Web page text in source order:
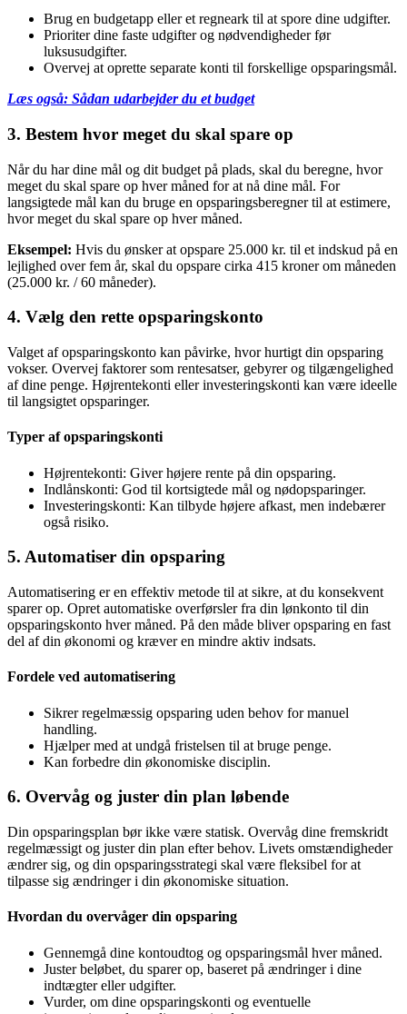
Brug en budgetapp eller et regneark til at spore dine udgifter.
Prioriter dine faste udgifter og nødvendigheder før
luksusudgifter.
Overvej at oprette separate konti til forskellige opsparingsmål.
Læs også: Sådan udarbejder du et budget
3. Bestem hvor meget du skal spare op
Når du har dine mål og dit budget på plads, skal du beregne, hvor
meget du skal spare op hver måned for at nå dine mål. For
langsigtede mål kan du bruge en opsparingsberegner til at estimere,
hvor meget du skal spare op hver måned.
Eksempel: Hvis du ønsker at opspare 25.000 kr. til et indskud på en
lejlighed over fem år, skal du opspare cirka 415 kroner om måneden
(25.000 kr. / 60 måneder).
4. Vælg den rette opsparingskonto
Valget af opsparingskonto kan påvirke, hvor hurtigt din opsparing
vokser. Overvej faktorer som rentesatser, gebyrer og tilgængelighed
af dine penge. Højrentekonti eller investeringskonti kan være ideelle
til langsigtet opsparinger.
Typer af opsparingskonti
Højrentekonti: Giver højere rente på din opsparing.
Indlånskonti: God til kortsigtede mål og nødopsparinger.
Investeringskonti: Kan tilbyde højere afkast, men indebærer
også risiko.
5. Automatiser din opsparing
Automatisering er en effektiv metode til at sikre, at du konsekvent
sparer op. Opret automatiske overførsler fra din lønkonto til din
opsparingskonto hver måned. På den måde bliver opsparing en fast
del af din økonomi og kræver en mindre aktiv indsats.
Fordele ved automatisering
Sikrer regelmæssig opsparing uden behov for manuel
handling.
Hjælper med at undgå fristelsen til at bruge penge.
Kan forbedre din økonomiske disciplin.
6. Overvåg og juster din plan løbende
Din opsparingsplan bør ikke være statisk. Overvåg dine fremskridt
regelmæssigt og juster din plan efter behov. Livets omstændigheder
ændrer sig, og din opsparingsstrategi skal være fleksibel for at
tilpasse sig ændringer i din økonomiske situation.
Hvordan du overvåger din opsparing
Gennemgå dine kontoudtog og opsparingsmål hver måned.
Juster beløbet, du sparer op, baseret på ændringer i dine
indtægter eller udgifter.
Vurder, om dine opsparingskonti og eventuelle